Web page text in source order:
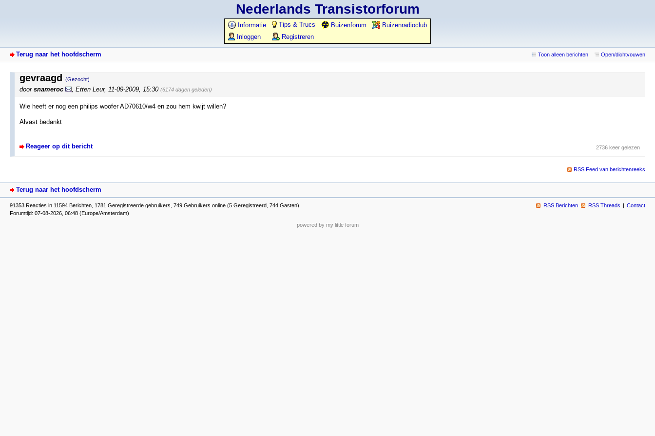
Nederlands Transistorforum
Informatie Tips & Trucs Buizenforum
Buizenradioclub
Inloggen
Registreren
Terug naar het hoofdscherm Toon alleen berichten Open/dichtvouwen
gevraagd (Gezocht)
door snameroc Etten Leur, 11-09-2009, 15:30 (6174 dagen geleden)
Wie heeft er nog een philips woofer AD70610/w4 en zou hem kwijt willen?
Alvast bedankt
Reageer op dit bericht 2736 keer gelezen
RSS Feed van berichtenreeks
Terug naar het hoofdscherm
91353 Reacties in 11594 Berichten, 1781 Geregistreerde gebruikers, 749 Gebruikers online (5 Geregistreerd, 744 Gasten)
Forumtijd: 07-08-2026, 06:48 (Europe/Amsterdam)
RSS Berichten RSS Threads Contact
powered by my little forum